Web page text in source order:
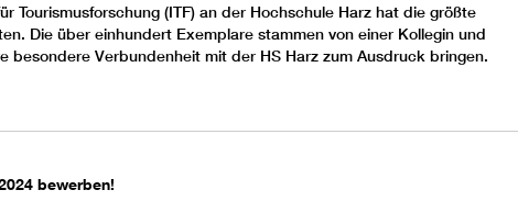
Tourismusforschung (ITF) an der Hochschule Harz hat die größte
Die über einhundert Exemplare stammen von einer Kollegin und
besondere Verbundenheit mit der HS Harz zum Ausdruck bringen.
bewerben!